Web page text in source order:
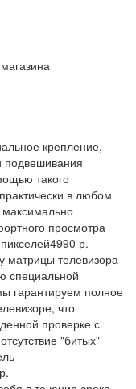
крепление,
подвешивания
такого
в любом
максимально
просмотра
4990 р.
матрицы телевизора
специальной
гарантируем полное
что
проверке с
"битых"